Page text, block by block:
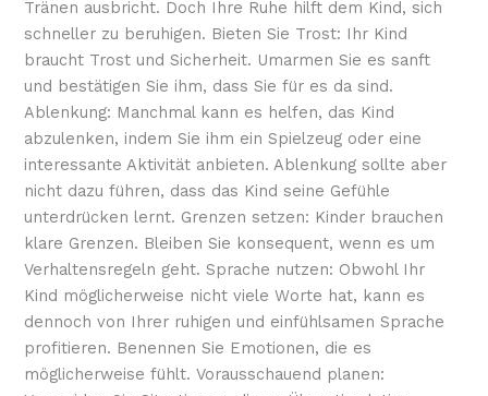
Tränen ausbricht. Doch Ihre Ruhe hilft dem Kind, sich
schneller zu beruhigen. Bieten Sie Trost: Ihr Kind
braucht Trost und Sicherheit. Umarmen Sie es sanft
und bestätigen Sie ihm, dass Sie für es da sind.
Ablenkung: Manchmal kann es helfen, das Kind
abzulenken, indem Sie ihm ein Spielzeug oder eine
interessante Aktivität anbieten. Ablenkung sollte aber
nicht dazu führen, dass das Kind seine Gefühle
unterdrücken lernt. Grenzen setzen: Kinder brauchen
klare Grenzen. Bleiben Sie konsequent, wenn es um
Verhaltensregeln geht. Sprache nutzen: Obwohl Ihr
Kind möglicherweise nicht viele Worte hat, kann es
dennoch von Ihrer ruhigen und einfühlsamen Sprache
profitieren. Benennen Sie Emotionen, die es
möglicherweise fühlt. Vorausschauend planen: